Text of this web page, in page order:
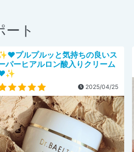
ト
プルプルッと気持ちの良いス
パーヒアルロン酸入りクリーム
2025/04/25